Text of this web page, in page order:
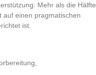
Mehr als die Hälfte
auf einen pragmatischen
ist.